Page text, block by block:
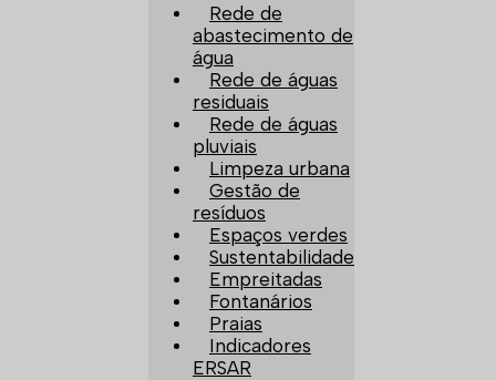
Rede de
abastecimento de
água
Rede de águas
residuais
Rede de águas
pluviais
Limpeza urbana
Gestão de
resíduos
Espaços verdes
Sustentabilidade
Empreitadas
Fontanários
Praias
Indicadores
ERSAR